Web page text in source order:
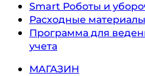
Smart Роботы и
Расходные материалы
Программа для
учета
МАГАЗИН